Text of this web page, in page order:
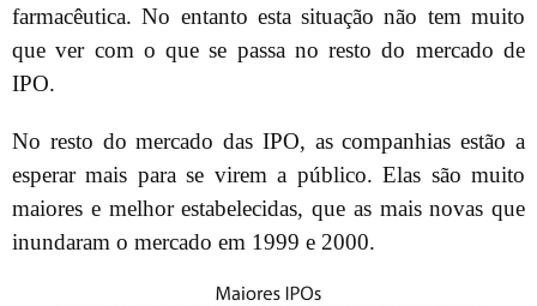
farmacêutica. No entanto esta situação não tem muito
que ver com o que se passa no resto do mercado de
IPO.
No resto do mercado das IPO, as companhias estão a
esperar mais para se virem a público. Elas são muito
maiores e melhor estabelecidas, que as mais novas que
inundaram o mercado em 1999 e 2000.